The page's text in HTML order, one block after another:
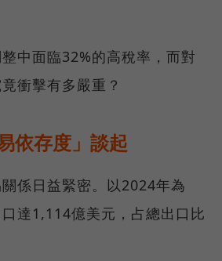
中面臨32%的高稅率，而對
衝擊有多嚴重？
依存度」談起
係日益緊密。以2024年為
達1,114億美元，占總出口比